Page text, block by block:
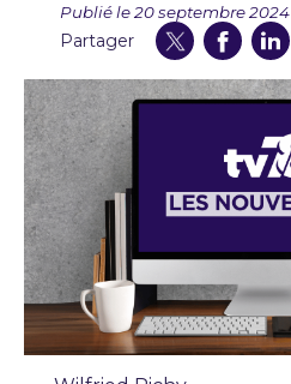
Publié le 20 septembre 2024
Partager